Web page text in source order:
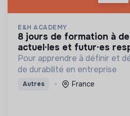
E&H ACADEMY
8 jours de formation à destination des
actuel·les et futur·es
Pour apprendre à définir et
de durabilité en entreprise
Autres France